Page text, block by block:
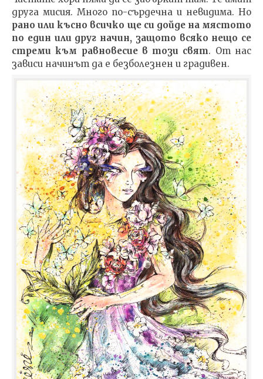
друга мисия. Много по-сърдечна и невидима. Но
рано или късно всичко ще си дойде на мястото
по един или друг начин, защото всяко нещо се
стреми към равновесие в този свят. От нас
зависи начинът да е безболезнен и градивен.